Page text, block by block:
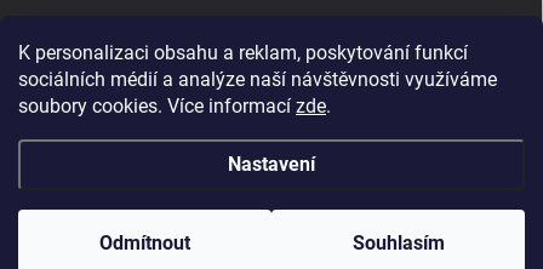
K personalizaci obsahu a reklam, poskytování funkcí
sociálních médií a analýze naší návštěvnosti využíváme
soubory cookies. Více informací zde.
Nastavení
Odmítnout Souhlasím
Stav objednávky a vrácení zboží
Copyright 2026RealMerch.store. Všechna práva vyhrazena.Upravit